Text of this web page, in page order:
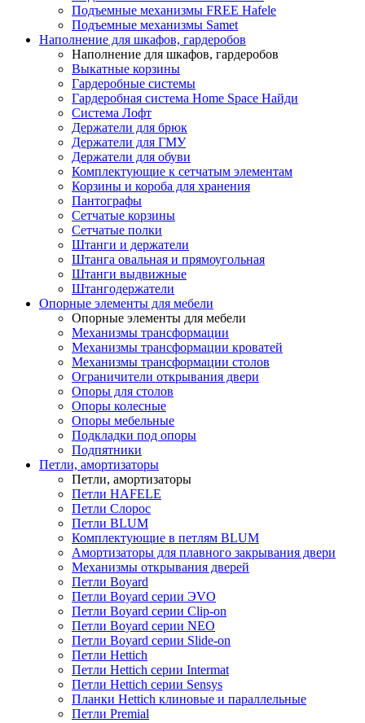
Подъемные механизмы FREE Hafele
Подъемные механизмы Samet
Наполнение для шкафов, гардеробов
Наполнение для шкафов, гардеробов
Выкатные корзины
Гардеробные системы
Гардеробная система Home Space Найди
Система Лофт
Держатели для брюк
Держатели для ГМУ
Держатели для обуви
Комплектующие к сетчатым элементам
Корзины и короба для хранения
Пантографы
Сетчатые корзины
Сетчатые полки
Штанги и держатели
Штанга овальная и прямоугольная
Штанги выдвижные
Штангодержатели
Опорные элементы для мебели
Опорные элементы для мебели
Механизмы трансформации
Механизмы трансформации кроватей
Механизмы трансформации столов
Ограничители открывания двери
Опоры для столов
Опоры колесные
Опоры мебельные
Подкладки под опоры
Подпятники
Петли, амортизаторы
Петли, амортизаторы
Петли HAFELE
Петли Слорос
Петли BLUM
Комплектующие в петлям BLUM
Амортизаторы для плавного закрывания двери
Механизмы открывания дверей
Петли Boyard
Петли Boyard серии ЭVO
Петли Boyard серии Clip-on
Петли Boyard серии NEO
Петли Boyard серии Slide-on
Петли Hettich
Петли Hettich серии Intermat
Петли Hettich серии Sensys
Планки Hettich клиновые и параллельные
Петли Premial